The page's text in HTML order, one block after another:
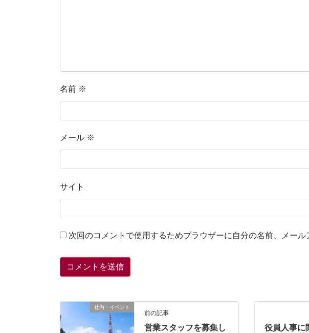
名前 ※
メール ※
サイト
次回のコメントで使用するためブラウザーに自分の名前、メール
社内・イベント
前の記事
営業スタッフを募集し
役員人事に